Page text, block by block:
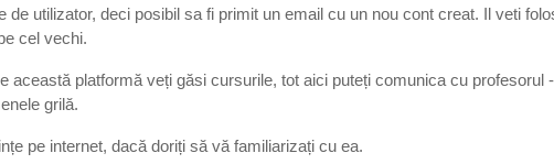
utilizator, deci posibil sa fi primit un email cu un nou cont creat. Il veti
cel vechi.
această platformă veți găsi cursurile, tot aici puteți comunica cu
grilă.
pe internet, dacă doriți să vă familiarizați cu ea.